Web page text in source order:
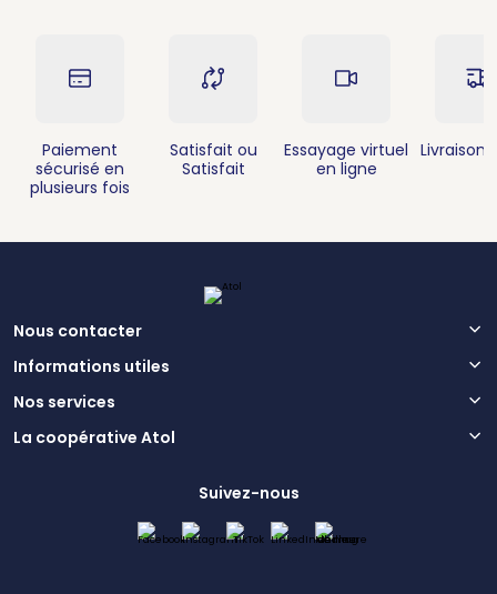
Paiement
sécurisé en
plusieurs fois
Satisfait ou
Satisfait
Essayage virtuel
en ligne
Livraison
Nous contacter
Informations utiles
Nos services
La coopérative Atol
Suivez-nous